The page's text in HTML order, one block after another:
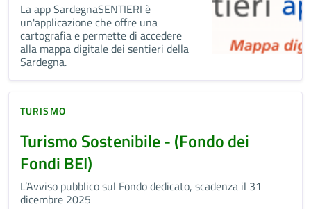
La app SardegnaSENTIERI è
un'applicazione che offre una
cartografia e permette di accedere
alla mappa digitale dei sentieri della
Sardegna.
TURISMO
Turismo Sostenibile - (Fondo dei
Fondi BEI)
L’Avviso pubblico sul Fondo dedicato, scadenza il 31
dicembre 2025